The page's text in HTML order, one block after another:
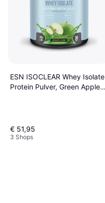
ESN ISOCLEAR Whey Isolate
Protein Pulver, Green Apple,
€ 51,95
3 Shops